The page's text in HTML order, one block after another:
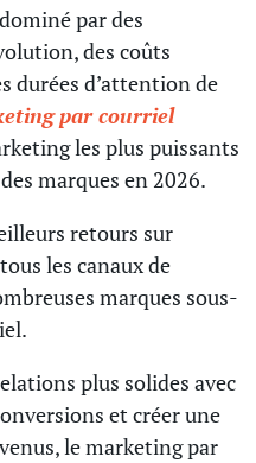
par des
des coûts
durées d’attention de
par courriel
les plus puissants
marques en 2026.
retours sur
les canaux de
marques sous-
plus solides avec
et créer une
le marketing par